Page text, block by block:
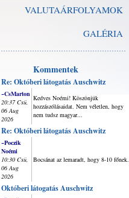
VALUTAÁRFOLYAMOK
GALÉRIA
Kommentek
Re: Októberi látogatás Auschwitz
~CsMarton
20:37 Csü,
06 Aug
2026
Kedves Noémi! Köszönjük
hozzászólásaidat. Nem véletlen, hogy
nem tudsz magyar...
Re: Októberi látogatás Auschwitz
~Poczik
Noémi
10:30 Csü,
06 Aug
2026
Bocsánat az lemaradt, hogy 8-10 főnek.
Októberi látogatás Auschwitz